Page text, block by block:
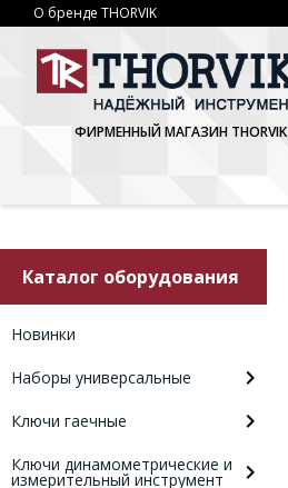
О бренде THORVIK
ФИРМЕННЫЙ МАГАЗИН THORVIK
Каталог оборудования
Новинки
Наборы универсальные
Ключи гаечные
Ключи динамометрические и
измерительный инструмент